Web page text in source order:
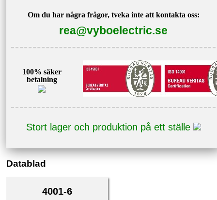
Om du har några frågor, tveka inte att kontakta oss:
rea@vyboelectric.se
100% säker
betalning
Stort lager och produktion på ett ställe
Datablad
4001-6